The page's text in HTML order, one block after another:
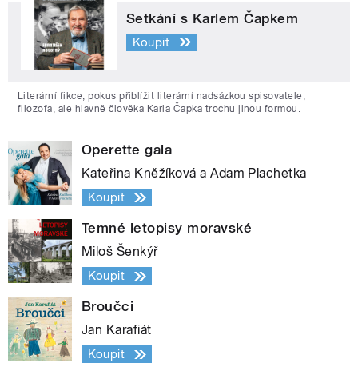
Setkání s Karlem Čapkem
Koupit
Literární fikce, pokus přiblížit literární nadsázkou spisovatele,
filozofa, ale hlavně člověka Karla Čapka trochu jinou formou.
Operette gala
Kateřina Kněžíková a Adam Plachetka
Koupit
Temné letopisy moravské
Miloš Šenkýř
Koupit
Broučci
Jan Karafiát
Koupit